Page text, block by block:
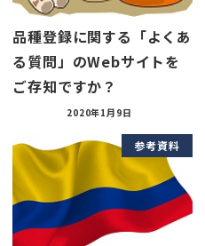
品種登録に関する「よくあ
る質問」のWebサイトを
ご存知ですか？
2020年1月9日
参考資料